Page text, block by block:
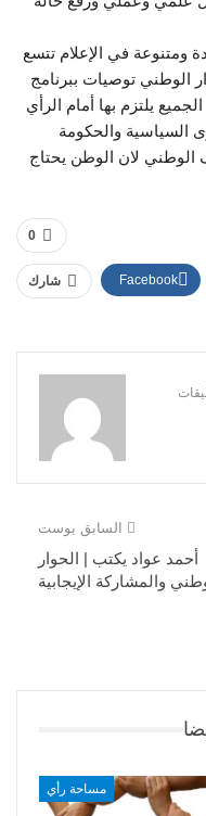
ومتنوعة في الإعلام تتسع
الوطني توصيات ببرنامج
يلتزم بها أمام الرأي
السياسية والحكومة
الوطني لان الوطن يحتاج
0
شارك Facebook
السابق بوست
أحمد عواد يكتب | الحوار
والمشاركة الإيجابية
مساحة رأي